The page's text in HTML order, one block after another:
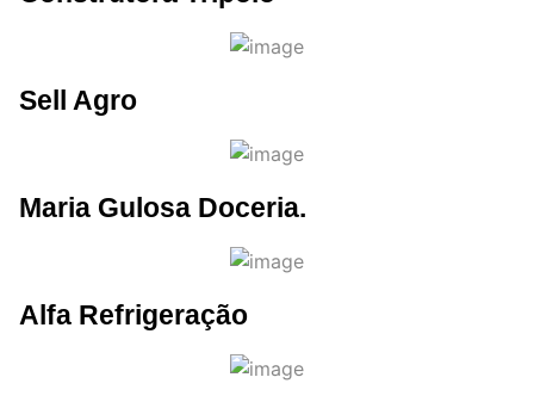
Sell Agro
Maria Gulosa Doceria.
Alfa Refrigeração